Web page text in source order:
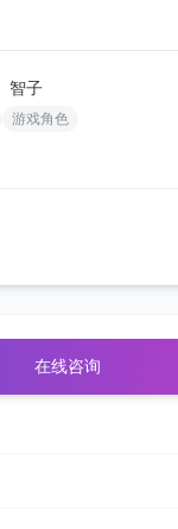
智子
游戏角色
在线咨询